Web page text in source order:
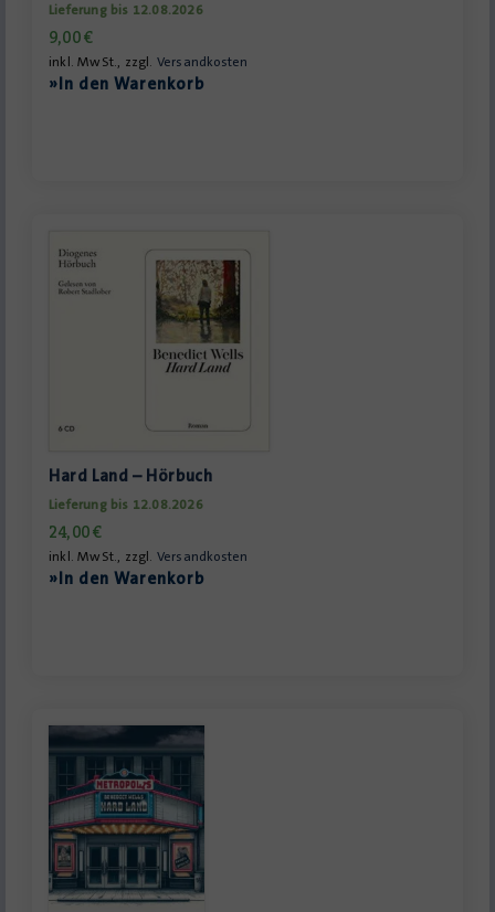
Lieferung bis 12.08.2026
9,00€
inkl. MwSt., zzgl. Versandkosten
»In den Warenkorb
Hard Land – Hörbuch
Lieferung bis 12.08.2026
24,00€
inkl. MwSt., zzgl. Versandkosten
»In den Warenkorb